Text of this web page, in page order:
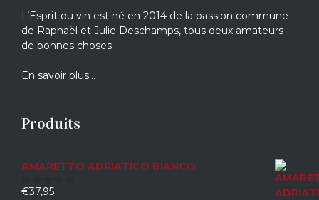
L’Esprit du vin est né en 2014 de la passion commune
de Raphaël et Julie Deschamps, tous deux amateurs
de bonnes choses.
En savoir plus…
Produits
AMARETTO ADRIATICO BIANCO
0
€37,95